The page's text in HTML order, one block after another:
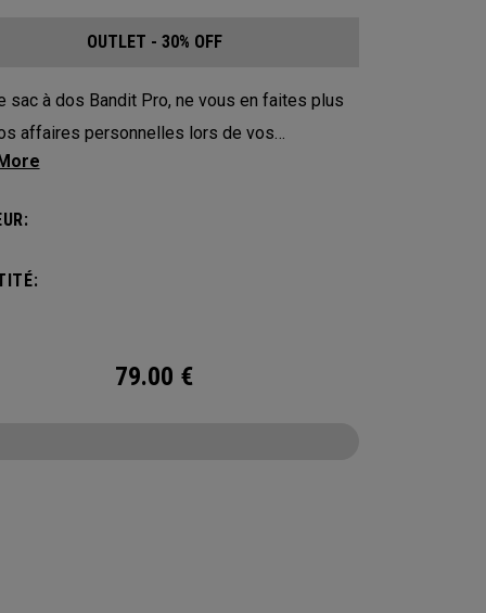
OUTLET - 30% OFF
sac à dos Bandit Pro, ne vous en faites plus
affaires personnelles lors de vos
Vous organiser est désormais un jeu
contrôle. Ce compagnon de voyage idéal
79.00 €